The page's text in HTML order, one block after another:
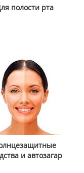
полости рта
и автозагар